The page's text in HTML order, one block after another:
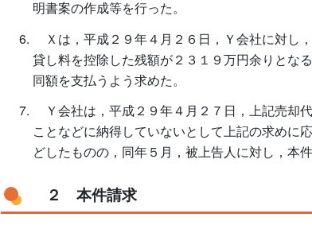
明書案の作成等を行った。
Ｘは，平成２９年４月２６日，Ｙ会社に対し
貸し料を控除した残額が２３１９万円余りとな
同額を支払うよう求めた。
Ｙ会社は，平成２９年４月２７日，上記売却
ことなどに納得していないとして上記の求めに
どしたものの，同年５月，被上告人に対し，本
２ 本件請求